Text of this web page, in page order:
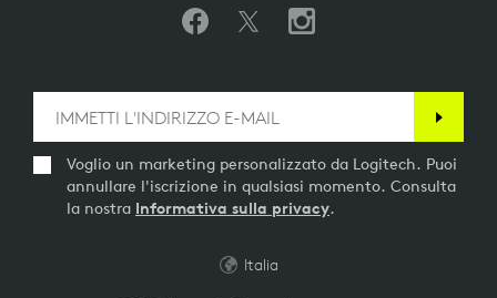
Voglio un marketing personalizzato da Logitech. Puoi
annullare l'iscrizione in qualsiasi momento. Consulta
la nostra Informativa sulla privacy.
Italia